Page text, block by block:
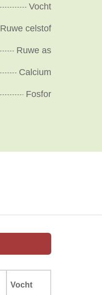
Vocht
Ruwe celstof
Ruwe as
Calcium
Fosfor
Vocht